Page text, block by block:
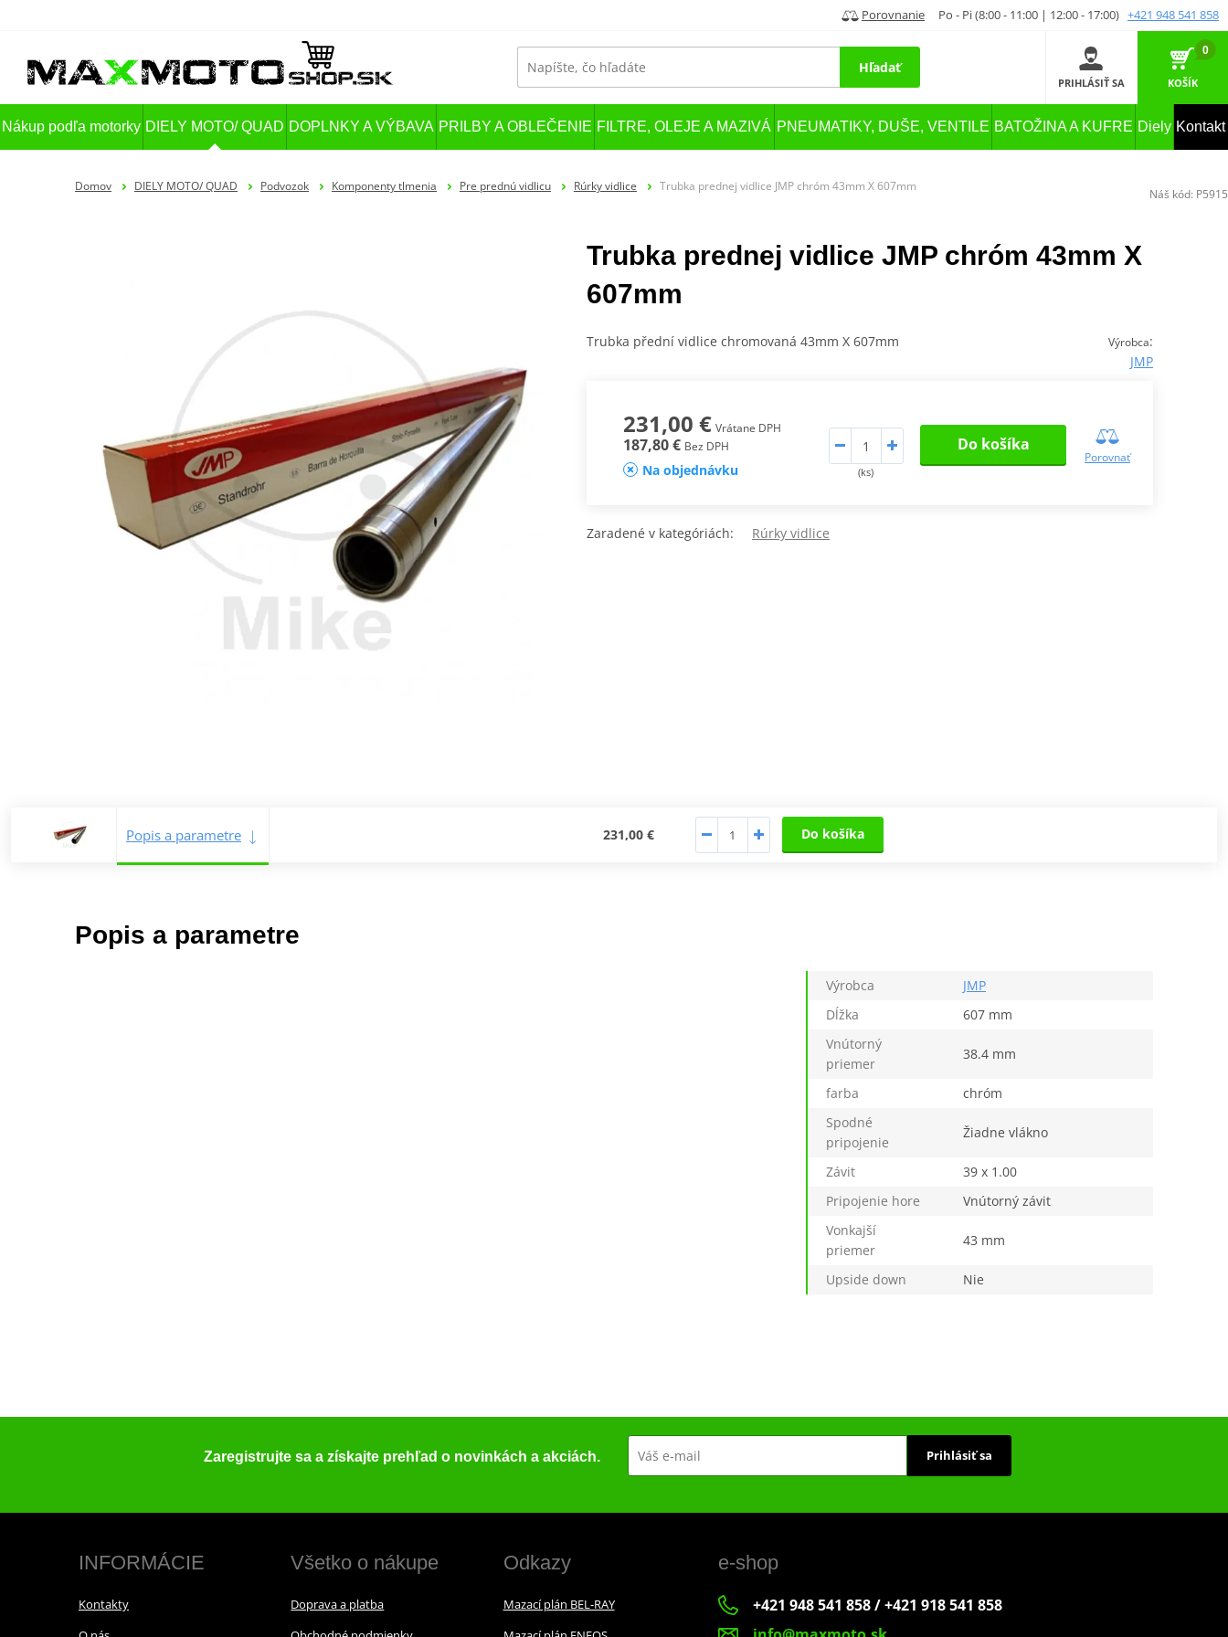
Porovnanie Po - Pi (8:00 - 11:00 | 12:00 - 17:00) +421 948 541 858
Hľadať
PRIHLÁSIŤ SA
0
KOŠÍK
Nákup podľa motorky DIELY MOTO/ QUAD DOPLNKY A VÝBAVA PRILBY A OBLEČENIE FILTRE, OLEJE A MAZIVÁ PNEUMATIKY, DUŠE, VENTILE BATOŽINA A KUFRE Diely Kontakt
Domov DIELY MOTO/ QUAD Podvozok Komponenty tlmenia Pre prednú vidlicu Rúrky vidlice Trubka prednej vidlice JMP chróm 43mm X 607mm
Trubka prednej vidlice JMP chróm 43mm X
607mm
Výrobca:
JMP
Trubka přední vidlice chromovaná 43mm X 607mm
231,00 € Vrátane DPH
187,80 € Bez DPH
Na objednávku (ks)
Do košíka
Porovnať
Zaradené v kategóriách: Rúrky vidlice
Popis a parametre 231,00 € Do košíka
Popis a parametre
Výrobca
JMP
Dĺžka
607 mm
Vnútorný
priemer
38.4 mm
farba
chróm
Spodné
pripojenie
Žiadne vlákno
Závit
39 x 1.00
Pripojenie hore
Vnútorný závit
Vonkajší
priemer
43 mm
Upside down Nie
Náš kód: P5915
Zaregistrujte sa a získajte prehľad o novinkách a akciách. Prihlásiť sa
INFORMÁCIE
Kontakty
Všetko o nákupe
Doprava a platba
Odkazy
Mazací plán BEL-RAY
e-shop
+421 948 541 858 / +421 918 541 858